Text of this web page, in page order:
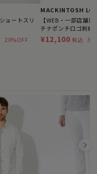
ョートスリ
20%OFF
MACKINTOSH
【WEB・一部店舗
チナポンチロゴ刺繍
¥12,100 税込